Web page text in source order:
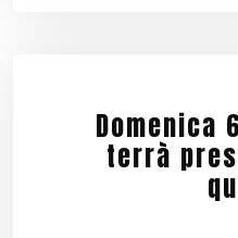
Domenica
terrà